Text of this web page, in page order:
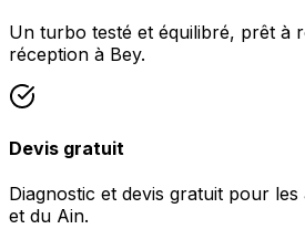
Un turbo testé et équilibré, prêt à
réception à Bey.
Devis gratuit
Diagnostic et devis gratuit pour
et du Ain.